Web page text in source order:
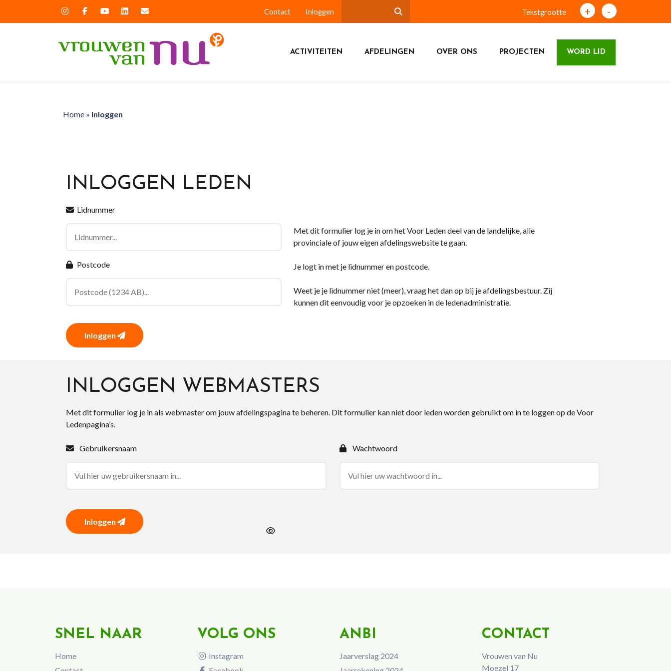
Contact Inloggen Tekstgrootte + -
ACTIVITEITEN AFDELINGEN OVER ONS PROJECTEN WORD LID
Home» Inloggen
INLOGGEN LEDEN
Lidnummer
Postcode
Inloggen
Met dit formulier log je in om het Voor Leden deel van de landelijke, alle
provinciale of jouw eigen afdelingswebsite te gaan.
Je logt in met je lidnummer en postcode.
Weet je je lidnummer niet (meer), vraag het dan op bij je afdelingsbestuur. Zij
kunnen dit eenvoudig voor je opzoeken in de ledenadministratie.
INLOGGEN WEBMASTERS
Met dit formulier log je in als webmaster om jouw afdelingspagina te beheren. Dit formulier kan niet door leden worden gebruikt om in te loggen op de Voor
Ledenpagina’s.
Gebruikersnaam Wachtwoord
Inloggen
SNEL NAAR
Home
VOLG ONS
Instagram
ANBI
Jaarverslag 2024
CONTACT
Vrouwen van Nu
Moezel 17